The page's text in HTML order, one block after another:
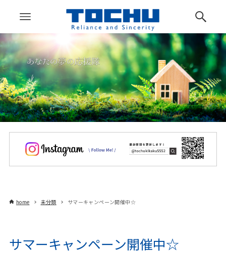
home 未分類 サマーキャンペーン開催中☆
サマーキャンペーン開催中☆